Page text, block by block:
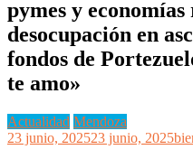
pymes y
desocupación en
fondos de
te amo»
Actualidad Mendoza
23 junio, 202523 junio, 2025